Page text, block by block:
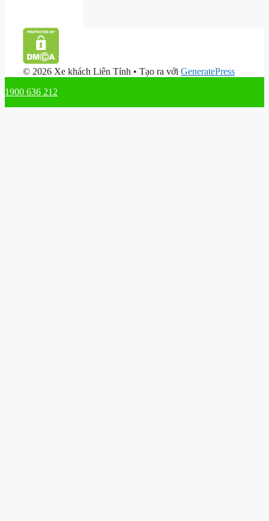
© 2026 Xe khách Liên Tỉnh • Tạo ra với GeneratePress
1900 636 212